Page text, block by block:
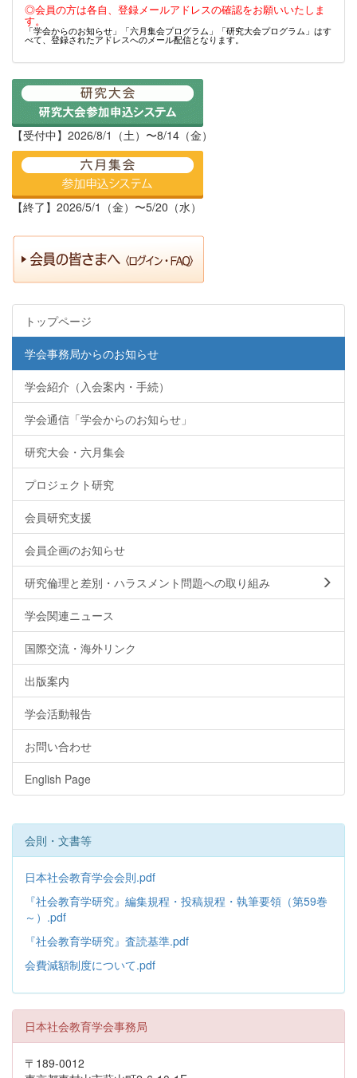
◎会員の方は各自、登録メールアドレスの確認をお願いいたしま
す。
「学会からのお知らせ」「六月集会プログラム」「研究大会プログラム」はす
べて、登録されたアドレスへのメール配信となります。
【受付中】2026/8/1（土）〜8/14（金）
【終了】2026/5/1（金）〜5/20（水）
トップページ
学会事務局からのお知らせ
学会紹介（入会案内・手続）
学会通信「学会からのお知らせ」
研究大会・六月集会
プロジェクト研究
会員研究支援
会員企画のお知らせ
研究倫理と差別・ハラスメント問題への取り組み
学会関連ニュース
国際交流・海外リンク
出版案内
学会活動報告
お問い合わせ
English Page
会則・文書等
日本社会教育学会会則.pdf
『社会教育学研究』編集規程・投稿規程・執筆要領（第59巻
～）.pdf
『社会教育学研究』査読基準.pdf
会費減額制度について.pdf
日本社会教育学会事務局
〒189-0012